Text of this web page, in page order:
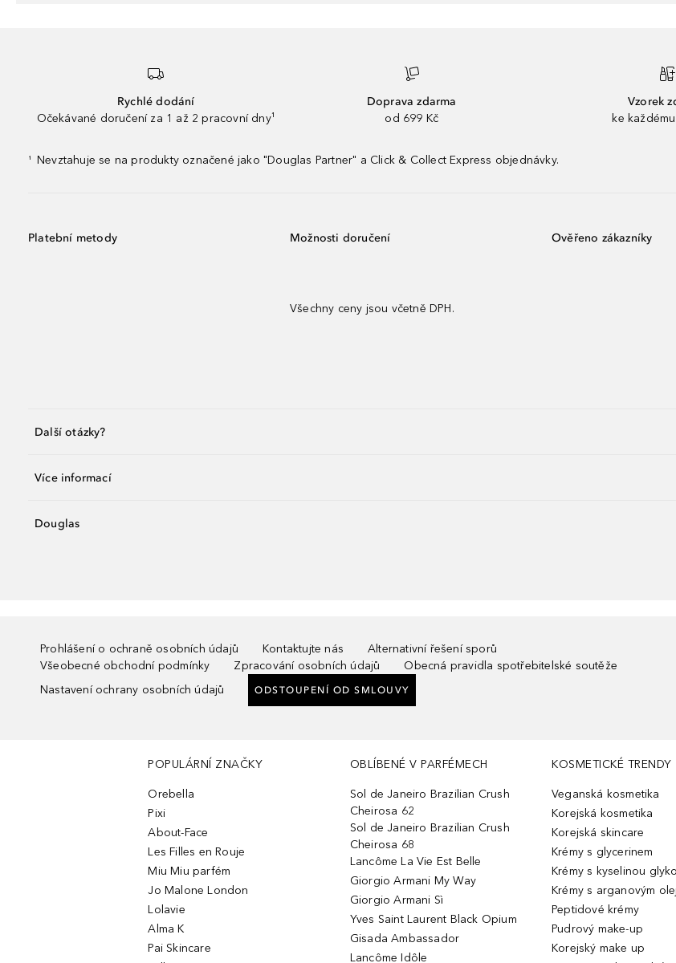
Rychlé dodání
Očekávané doručení za 1 až 2 pracovní dny¹
Doprava zdarma
od 699 Kč
Vzorek
ke
¹ Nevztahuje se na produkty označené jako "Douglas Partner" a Click & Collect Express objednávky.
Platební metody Možnosti doručení
Všechny ceny jsou včetně DPH.
Ověřeno zákazníky
Další otázky?
Více informací
Douglas
Prohlášení o ochraně osobních údajů Kontaktujte nás
Alternativní řešení sporů
Všeobecné obchodní podmínky
Zpracování osobních údajů
Obecná pravidla spotřebitelské soutěže
Nastavení ochrany osobních údajů
ODSTOUPENÍ OD SMLOUVY
POPULÁRNÍ ZNAČKY
Orebella
Pixi
About-Face
Les Filles en Rouje
Miu Miu parfém
Jo Malone London
Lolavie
Alma K
Pai Skincare
OBLÍBENÉ V PARFÉMECH
Sol de Janeiro Brazilian Crush
Cheirosa 62
Sol de Janeiro Brazilian Crush
Cheirosa 68
Lancôme La Vie Est Belle
Giorgio Armani My Way
Giorgio Armani Sì
Yves Saint Laurent Black Opium
Gisada Ambassador
Lancôme Idôle
KOSMETICKÉ TRENDY
Veganská kosmetika
Korejská kosmetika
Korejská skincare
Krémy s glycerinem
Krémy s kyselinou
Krémy s arganovým
Peptidové krémy
Pudrový make-up
Korejský make up